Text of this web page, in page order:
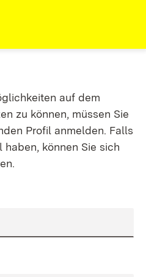
auf dem
zu können, müssen Sie
Profil anmelden. Falls
haben, können Sie sich